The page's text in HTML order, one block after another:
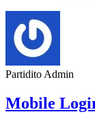
Partidito Admin
Mobile